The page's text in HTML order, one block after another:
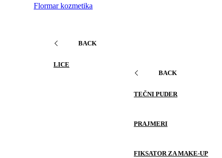
Flormar kozmetika
BACK
LICE
BACK
TEČNI PUDER
PRAJMERI
FIKSATOR ZA MAKE-UP